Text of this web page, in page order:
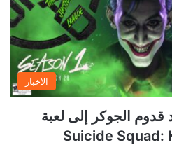
الاخبار
الجوكر إلى لعبة
Suicide Squad: